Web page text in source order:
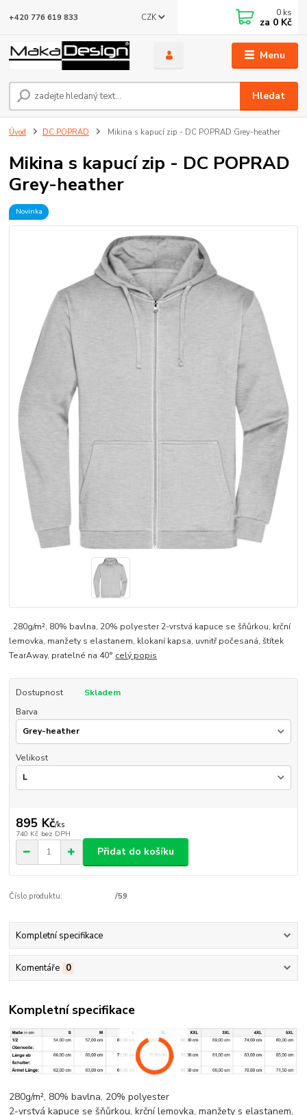
Menu
CZK
Hledat
+420 776 619 833 0 ks
za 0 Kč
Úvod DC POPRAD Mikina s kapucí zip - DC POPRAD Grey-heather
Mikina s kapucí zip - DC POPRAD
Grey-heather
Novinka
280g/m², 80% bavlna, 20% polyester 2-vrstvá kapuce se šňůrkou, krční
lemovka, manžety s elastanem, klokaní kapsa, uvnitř počesaná, štítek
TearAway, pratelné na 40° celý popis
Dostupnost
Skladem
Barva
Velikost
895 Kč/ks
740 Kč bez DPH
Přidat do košíku
Číslo produktu: /59
Kompletní specifikace
Komentáře 0
Kompletní specifikace
280g/m², 80%bavlna, 20%polyester
2-vrstvá kapuce se šňůrkou,krční lemovka, manžety s elastanem,